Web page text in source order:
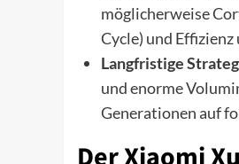
möglicherweise
Cycle) und
Langfristige
und enorme
Generationen auf